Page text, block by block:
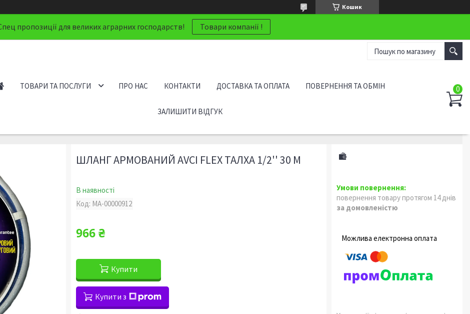
Кошик
пропозиції для великих аграрних господарств! Товари компанії !
ТОВАРИ ТА ПОСЛУГИ ПРО НАС КОНТАКТИ ДОСТАВКА ТА ОПЛАТА ПОВЕРНЕННЯ ТА ОБМІН
ЗАЛИШИТИ ВІДГУК
ШЛАНГ АРМОВАНИЙ AVCI FLEX ТАЛХА 1/2'' 30 М
В наявності
Код: МА-00000912
966 ₴
Купити
Купити з
повернення товару протягом 14 днів
за домовленістю